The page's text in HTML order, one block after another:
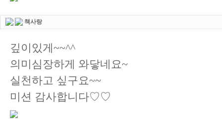
책사랑
깊이있게~~^^
의미심장하게 와닿네요~
실천하고 싶구요~~
미션 감사합니다♡♡